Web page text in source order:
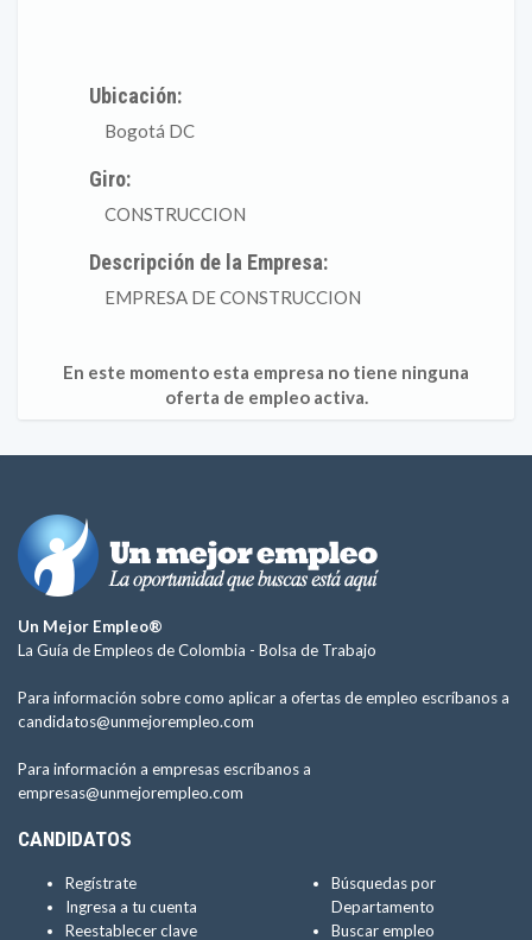
Ubicación:
Bogotá DC
Giro:
CONSTRUCCION
Descripción de la Empresa:
EMPRESA DE CONSTRUCCION
En este momento esta empresa no tiene ninguna
oferta de empleo activa.
Un Mejor Empleo®
La Guía de Empleos de Colombia - Bolsa de Trabajo
Para información sobre como aplicar a ofertas de empleo escríbanos a
candidatos@unmejorempleo.com
Para información a empresas escríbanos a
empresas@unmejorempleo.com
CANDIDATOS
Regístrate
Ingresa a tu cuenta
Reestablecer clave
Búsquedas por
Departamento
Buscar empleo